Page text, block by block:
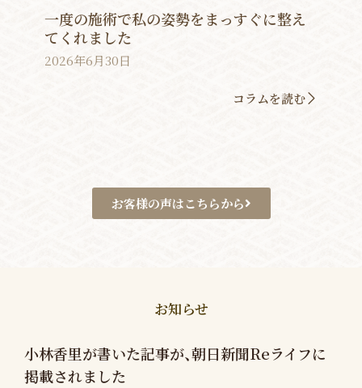
一度の施術で私の姿勢をまっすぐに整え
てくれました
2026年6月30日
コラムを読む
お客様の声はこちらから
お知らせ
小林香里が書いた記事が、朝日新聞Reライフに
掲載されました